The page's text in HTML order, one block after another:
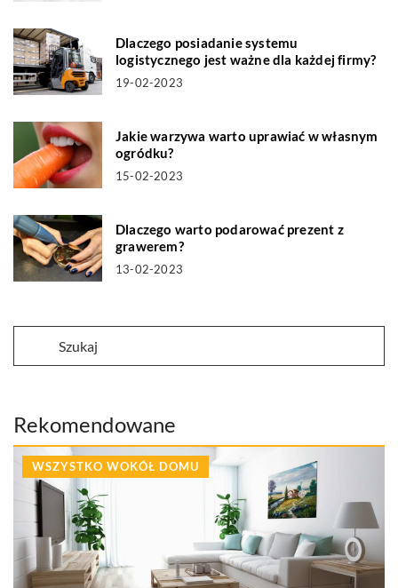
Dlaczego posiadanie systemu
logistycznego jest ważne dla każdej firmy?
19-02-2023
Jakie warzywa warto uprawiać w własnym
ogródku?
15-02-2023
Dlaczego warto podarować prezent z
grawerem?
13-02-2023
Rekomendowane
WSZYSTKO WOKÓŁ DOMU